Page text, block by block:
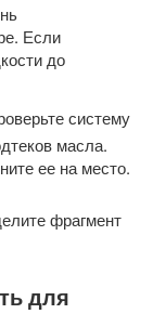
Если
до
систему
масла.
ее на место.
фрагмент
для